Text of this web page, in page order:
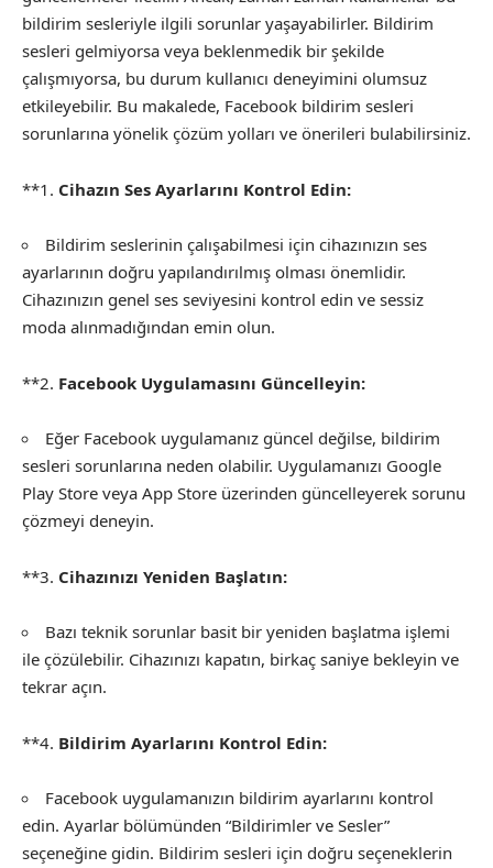
bildirim sesleriyle ilgili sorunlar yaşayabilirler. Bildirim
sesleri gelmiyorsa veya beklenmedik bir şekilde
çalışmıyorsa, bu durum kullanıcı deneyimini olumsuz
etkileyebilir. Bu makalede, Facebook bildirim sesleri
sorunlarına yönelik çözüm yolları ve önerileri bulabilirsiniz.
**1. Cihazın Ses Ayarlarını Kontrol Edin:
Bildirim seslerinin çalışabilmesi için cihazınızın ses
ayarlarının doğru yapılandırılmış olması önemlidir.
Cihazınızın genel ses seviyesini kontrol edin ve sessiz
moda alınmadığından emin olun.
**2. Facebook Uygulamasını Güncelleyin:
Eğer Facebook uygulamanız güncel değilse, bildirim
sesleri sorunlarına neden olabilir. Uygulamanızı Google
Play Store veya App Store üzerinden güncelleyerek sorunu
çözmeyi deneyin.
**3. Cihazınızı Yeniden Başlatın:
Bazı teknik sorunlar basit bir yeniden başlatma işlemi
ile çözülebilir. Cihazınızı kapatın, birkaç saniye bekleyin ve
tekrar açın.
**4. Bildirim Ayarlarını Kontrol Edin:
Facebook uygulamanızın bildirim ayarlarını kontrol
edin. Ayarlar bölümünden “Bildirimler ve Sesler”
seçeneğine gidin. Bildirim sesleri için doğru seçeneklerin